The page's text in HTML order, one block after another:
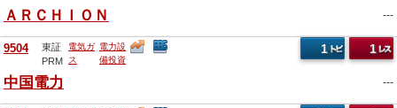
ＡＲＣＨＩＯＮ ---
9504
東証
PRM
電気ガ
ス
電力設
備投資
1
1
中国電力 ---